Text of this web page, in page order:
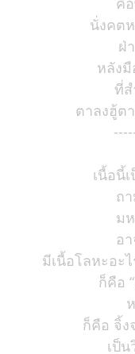
นั่งคต
ฝ่
หลัง
ที่
ตาลงฮู้ต
เนื้อนี้
ถ
ม
อ
มีเนื้อโลหะอะ
ก็คือ
ก็คือ จิ้ง
เป็